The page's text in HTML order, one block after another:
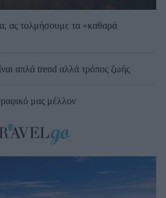
ας τολμήσουμε τα «καθαρά
απλά trend αλλά τρόπος ζωής
μας μέλλον